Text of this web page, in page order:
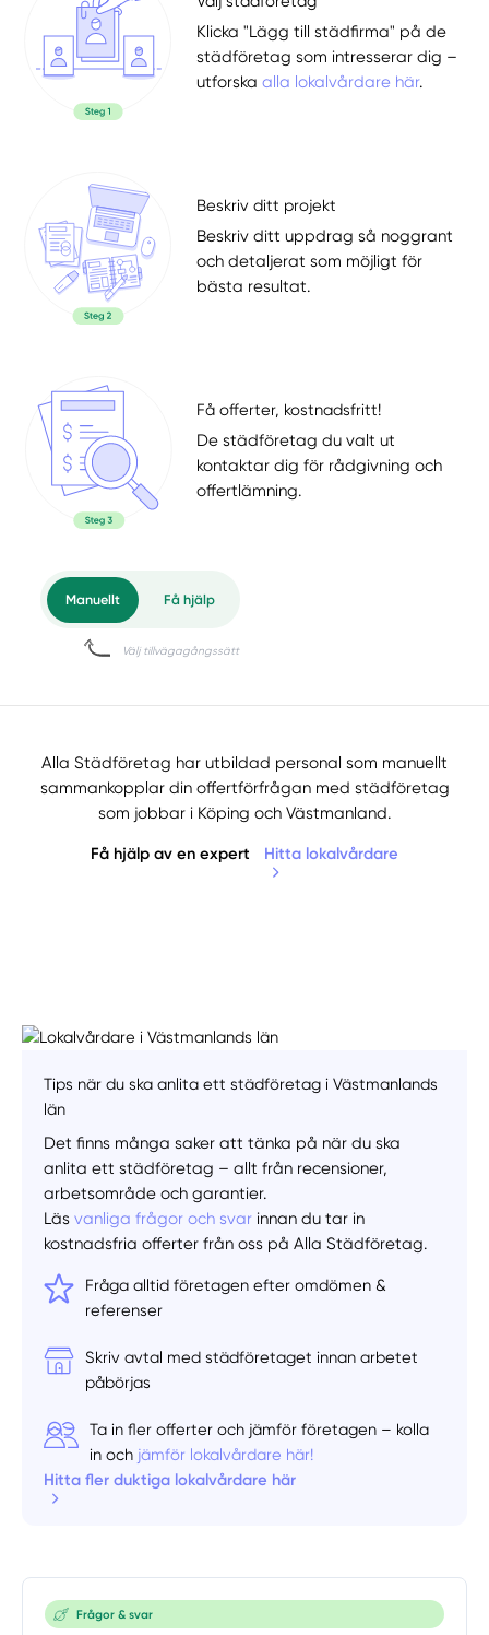
Klicka "Lägg till städfirma" på de
städföretag som intresserar dig –
utforskaalla lokalvårdare här.
Beskriv ditt projekt
Beskriv ditt uppdrag så noggrant
och detaljerat som möjligt för
bästa resultat.
Få offerter, kostnadsfritt!
De städföretag du valt ut
kontaktar dig för rådgivning och
offertlämning.
Manuellt Få hjälp
Välj tillvägagångssätt
Alla Städföretag har utbildad personal som manuellt
sammankopplar din offertförfrågan med städföretag
som jobbar i Köping och Västmanland.
Få hjälp av en expert Hitta lokalvårdare
Tips när du ska anlita ett städföretag i Västmanlands
län
Det finns många saker att tänka på när du ska
anlita ett städföretag – allt från recensioner,
arbetsområde och garantier.
Läsvanliga frågor och svar innan du tar in
kostnadsfria offerter från oss på Alla Städföretag.
Fråga alltid företagen efter omdömen &
referenser
Skriv avtal med städföretaget innan arbetet
påbörjas
Ta in fler offerter och jämför företagen – kolla
in och jämför lokalvårdare här!
Hitta fler duktiga lokalvårdare här
Frågor & svar